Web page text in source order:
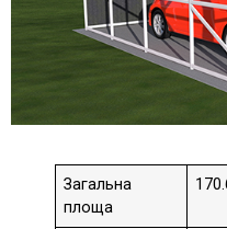
Загальна
площа